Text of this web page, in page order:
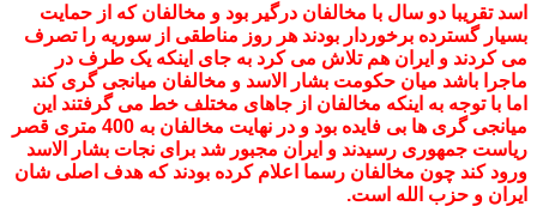
اسد تقریبا دو سال با مخالفان درگیر بود و مخالفان که از حمایت
بسیار گسترده برخوردار بودند هر روز مناطقی از سوریه را تصرف
می کردند و ایران هم تلاش می کرد به جای اینکه یک طرف در
ماجرا باشد میان حکومت بشار الاسد و مخالفان میانجی گری کند
اما با توجه به اینکه مخالفان از جاهای مختلف خط می گرفتند این
میانجی گری ها بی فایده بود و در نهایت مخالفان به 400 متری قصر
ریاست جمهوری رسیدند و ایران مجبور شد برای نجات بشار الاسد
ورود کند چون مخالفان رسما اعلام کرده بودند که هدف اصلی شان
ایران و حزب الله است.